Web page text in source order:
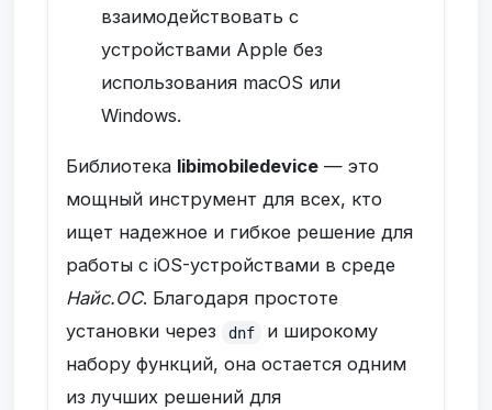
взаимодействовать с
устройствами Apple без
использования macOS или
Windows.
Библиотека libimobiledevice — это
мощный инструмент для всех, кто
ищет надежное и гибкое решение для
работы с iOS-устройствами в среде
Найс.ОС. Благодаря простоте
установки через
dnf
и широкому
набору функций, она остается одним
из лучших решений для